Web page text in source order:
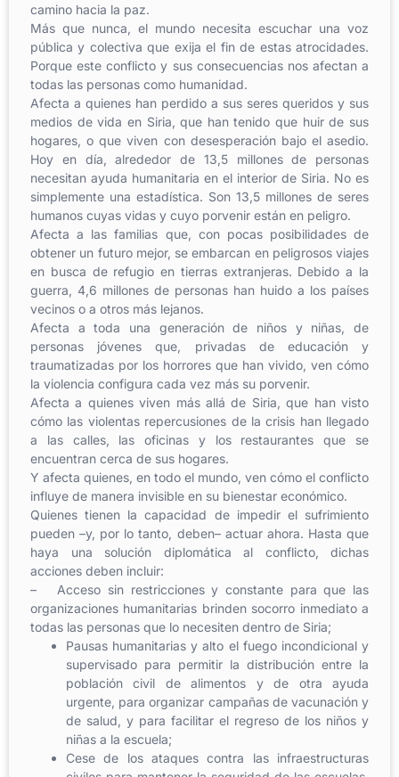
camino hacia la paz.
Más que nunca, el mundo necesita escuchar una voz
pública y colectiva que exija el fin de estas atrocidades.
Porque este conflicto y sus consecuencias nos afectan a
todas las personas como humanidad.
Afecta a quienes han perdido a sus seres queridos y sus
medios de vida en Siria, que han tenido que huir de sus
hogares, o que viven con desesperación bajo el asedio.
Hoy en día, alrededor de 13,5 millones de personas
necesitan ayuda humanitaria en el interior de Siria. No es
simplemente una estadística. Son 13,5 millones de seres
humanos cuyas vidas y cuyo porvenir están en peligro.
Afecta a las familias que, con pocas posibilidades de
obtener un futuro mejor, se embarcan en peligrosos viajes
en busca de refugio en tierras extranjeras. Debido a la
guerra, 4,6 millones de personas han huido a los países
vecinos o a otros más lejanos.
Afecta a toda una generación de niños y niñas, de
personas jóvenes que, privadas de educación y
traumatizadas por los horrores que han vivido, ven cómo
la violencia configura cada vez más su porvenir.
Afecta a quienes viven más allá de Siria, que han visto
cómo las violentas repercusiones de la crisis han llegado
a las calles, las oficinas y los restaurantes que se
encuentran cerca de sus hogares.
Y afecta quienes, en todo el mundo, ven cómo el conflicto
influye de manera invisible en su bienestar económico.
Quienes tienen la capacidad de impedir el sufrimiento
pueden –y, por lo tanto, deben– actuar ahora. Hasta que
haya una solución diplomática al conflicto, dichas
acciones deben incluir:
– Acceso sin restricciones y constante para que las
organizaciones humanitarias brinden socorro inmediato a
todas las personas que lo necesiten dentro de Siria;
Pausas humanitarias y alto el fuego incondicional y
supervisado para permitir la distribución entre la
población civil de alimentos y de otra ayuda
urgente, para organizar campañas de vacunación y
de salud, y para facilitar el regreso de los niños y
niñas a la escuela;
Cese de los ataques contra las infraestructuras